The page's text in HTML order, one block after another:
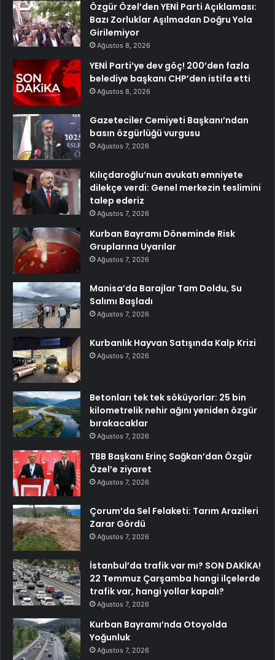
Özgür Özel’den YENİ Parti Açıklaması:
Bazı Zorluklar Aşılmadan Doğru Yola
Girilemiyor
Ağustos 8, 2026
YENİ Parti’ye dev göç! 200’den fazla
belediye başkanı CHP’den istifa etti
Ağustos 8, 2026
Gazeteciler Cemiyeti Başkanı’ndan
basın özgürlüğü vurgusu
Ağustos 7, 2026
Kılıçdaroğlu’nun avukatı emniyete
dilekçe verdi: Genel merkezin teslimini
talep ederiz
Ağustos 7, 2026
Kurban Bayramı Döneminde Risk
Gruplarına Uyarılar
Ağustos 7, 2026
Manisa’da Barajlar Tam Doldu, Su
Salımı Başladı
Ağustos 7, 2026
Kurbanlık Hayvan Satışında Kalp Krizi
Ağustos 7, 2026
Betonları tek tek söküyorlar: 25 bin
kilometrelik nehir ağını yeniden özgür
bırakacaklar
Ağustos 7, 2026
TBB Başkanı Erinç Sağkan’dan Özgür
Özel’e ziyaret
Ağustos 7, 2026
Çorum’da Sel Felaketi: Tarım Arazileri
Zarar Gördü
Ağustos 7, 2026
İstanbul’da trafik var mı? SON DAKİKA!
22 Temmuz Çarşamba hangi ilçelerde
trafik var, hangi yollar kapalı?
Ağustos 7, 2026
Kurban Bayramı’nda Otoyolda
Yoğunluk
Ağustos 7, 2026